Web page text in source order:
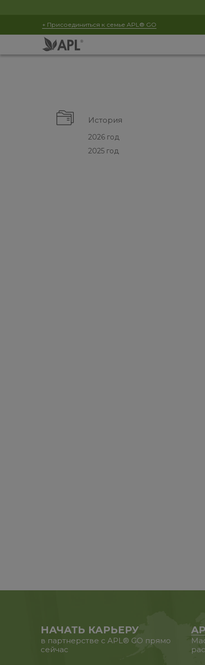
+ Присоединиться к семье APL® GO
История
2026 год
2025 год
НАЧАТЬ КАРЬЕРУ
в партнерстве с APL® GO прямо
сейчас